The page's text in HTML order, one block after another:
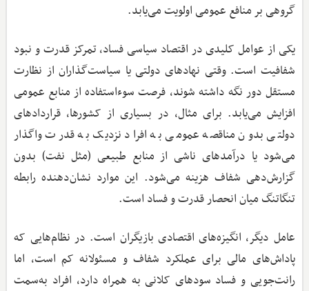
گروهی بر منافع عمومی اولویت می‌یابد.
یکی از عوامل کلیدی در اقتصاد سیاسی فساد، تمرکز قدرت و نبود
شفافیت است. وقتی نهادهای دولتی یا سیاست‌گذاران از نظارت
مستقل دور نگه داشته شوند، فرصت سوءاستفاده از منابع عمومی
افزایش می‌یابد. برای مثال، در بسیاری از کشورها، قراردادهای
دولتی بدون مناقصه عمومی به افراد نزدیک به قدرت واگذار
می‌شود یا درآمدهای ناشی از منابع طبیعی (مثل نفت) بدون
گزارش‌دهی شفاف هزینه می‌شود. این موارد نشان‌دهنده رابطه
تنگاتنگ میان انحصار قدرت و فساد است.
عامل دیگر، انگیزه‌های اقتصادی بازیگران است. در نظام‌هایی که
پاداش‌های مالی برای عملکرد شفاف و مسئولانه کم است، اما
رانت‌جویی و فساد سودهای کلانی به همراه دارد، افراد به‌سمت